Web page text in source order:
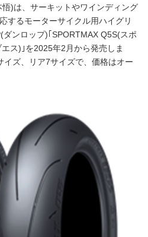
)は、サーキットやワインディング
するモーターサイクル用ハイグリ
ンロップ)｢SPORTMAX Q5S(スポ
ス)｣を2025年2月から発売しま
ズ、リア7サイズで、価格はオー